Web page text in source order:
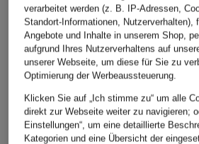
+Aktionsrabatt
WOOLRICH
Overjacket
+Aktionsrabatt
HARRIS WHARF
LONDON
verarbeitet werden (z. B. IP-Adressen,
Standort-Informationen, Nutzerverhalten),
Angebote und Inhalte in unserem Shop,
aufgrund Ihres Nutzerverhaltens auf
unserer Webseite, um diese für Sie zu
Optimierung der Werbeaussteuerung.
Klicken Sie auf „Ich stimme zu“ um alle
direkt zur Webseite weiter zu navigieren;
Einstellungen“, um eine detaillierte
Kategorien und eine Übersicht der